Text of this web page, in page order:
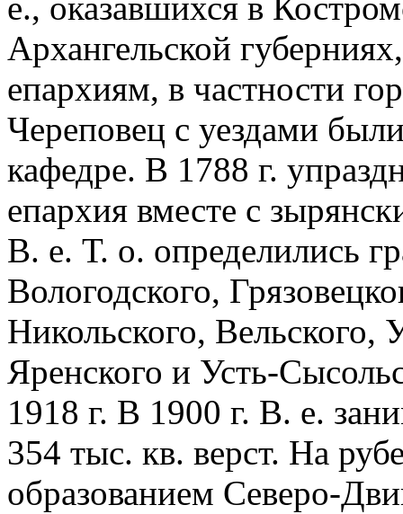
е., оказавшихся в
Архангельской
епархиям, в частности
Череповец с уездами
кафедре. В 1788 г.
епархия вместе с
В. е. Т. о. определились
Вологодского,
Никольского, Вельского,
Яренского и Усть-
1918 г. В 1900 г. В. е.
354 тыс. кв. верст. На
образованием Северо-